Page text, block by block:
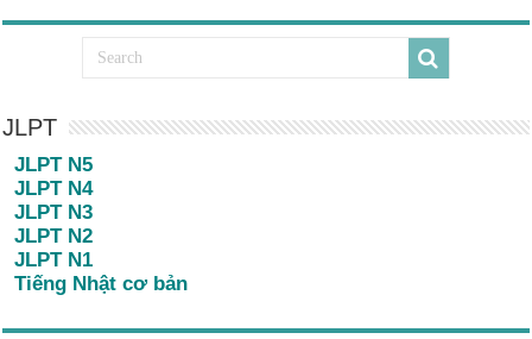
JLPT
JLPT N5
JLPT N4
JLPT N3
JLPT N2
JLPT N1
Tiếng Nhật cơ bản